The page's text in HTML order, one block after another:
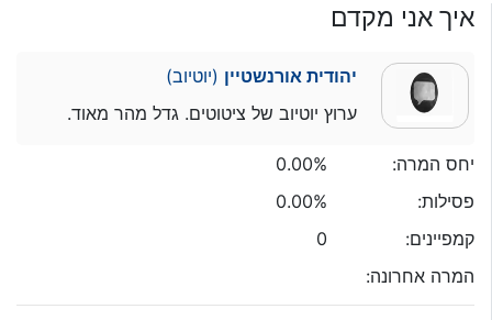
איך אני מקדם
יהודית אורנשטיין (יוטיוב)
ערוץ יוטיוב של ציטוטים. גדל מהר מאוד.
יחס המרה:
0.00%
פסילות:
0.00%
קמפיינים:
0
המרה אחרונה: